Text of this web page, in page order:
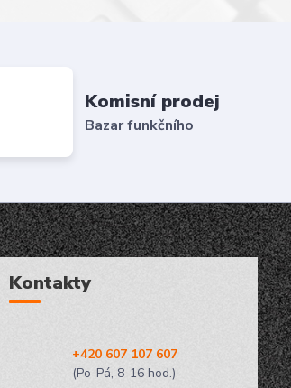
Komisní prodej
Bazar funkčního
Kontakty
+420 607 107 607
(Po-Pá, 8-16 hod.)